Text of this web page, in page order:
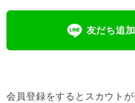
友だち追
会員登録をするとスカウトが